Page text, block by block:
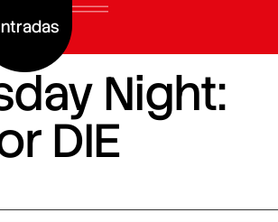
Night:
DIE